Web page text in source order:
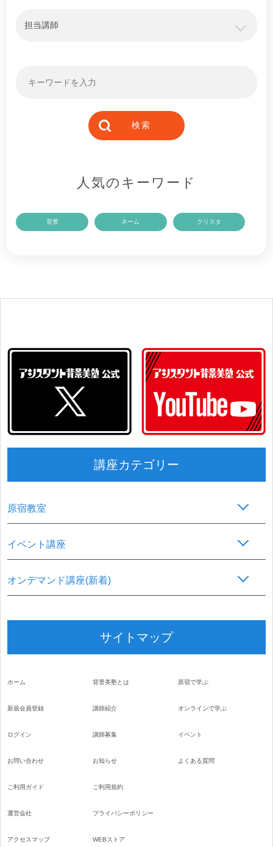
担当講師
人気のキーワード
背景 ネーム クリスタ
講座カテゴリー
原宿教室
イベント講座
オンデマンド講座(新着)
サイトマップ
ホーム
新規会員登録
ログイン
お問い合わせ
背景美塾とは
講師紹介
講師募集
お知らせ
原宿で学ぶ
オンラインで学ぶ
イベント
よくある質問
ご利用ガイド
運営会社
アクセスマップ
ご利用規約
プライバシーポリシー
WEBストア